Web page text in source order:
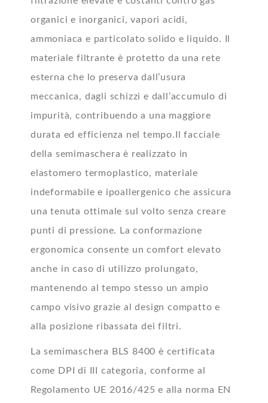
organici e inorganici, vapori acidi,
ammoniaca e particolato solido e liquido. Il
materiale filtrante è protetto da una rete
esterna che lo preserva dall’usura
meccanica, dagli schizzi e dall’accumulo di
impurità, contribuendo a una maggiore
durata ed efficienza nel tempo.Il facciale
della semimaschera è realizzato in
elastomero termoplastico, materiale
indeformabile e ipoallergenico che assicura
una tenuta ottimale sul volto senza creare
punti di pressione. La conformazione
ergonomica consente un comfort elevato
anche in caso di utilizzo prolungato,
mantenendo al tempo stesso un ampio
campo visivo grazie al design compatto e
alla posizione ribassata dei filtri.
La semimaschera BLS 8400 è certificata
come DPI di III categoria, conforme al
Regolamento UE 2016/425 e alla norma EN